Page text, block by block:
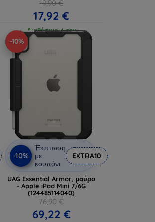
19,90 €
17,92 €
Διαθέσιμο 4 τεμ
-10%
-10%
Έκπτωση
με
κουπόνι
EXTRA10
UAG Essential Armor, μαύρο
- Apple iPad Mini 7/6G
(124485114040)
76,90 €
69,22 €